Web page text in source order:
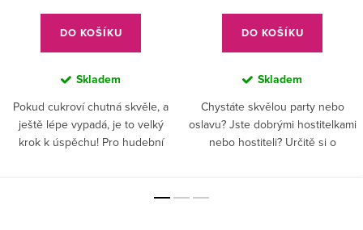
DO KOŠÍKU
Skladem
Pokud cukroví chutná skvěle, a
ještě lépe vypadá, je to velký
krok k úspěchu! Pro hudební
Hospodyňky, jděte do toho. . .
DO KOŠÍKU
Skladem
Chystáte skvělou party nebo
oslavu? Jste dobrými hostitelkami
nebo hostiteli? Určitě si o
připravujete domácí dobroty,...